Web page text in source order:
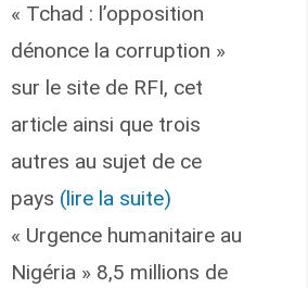
« Tchad : l’opposition
dénonce la corruption »
sur le site de RFI, cet
article ainsi que trois
autres au sujet de ce
pays (lire la suite)
« Urgence humanitaire au
Nigéria » 8,5 millions de